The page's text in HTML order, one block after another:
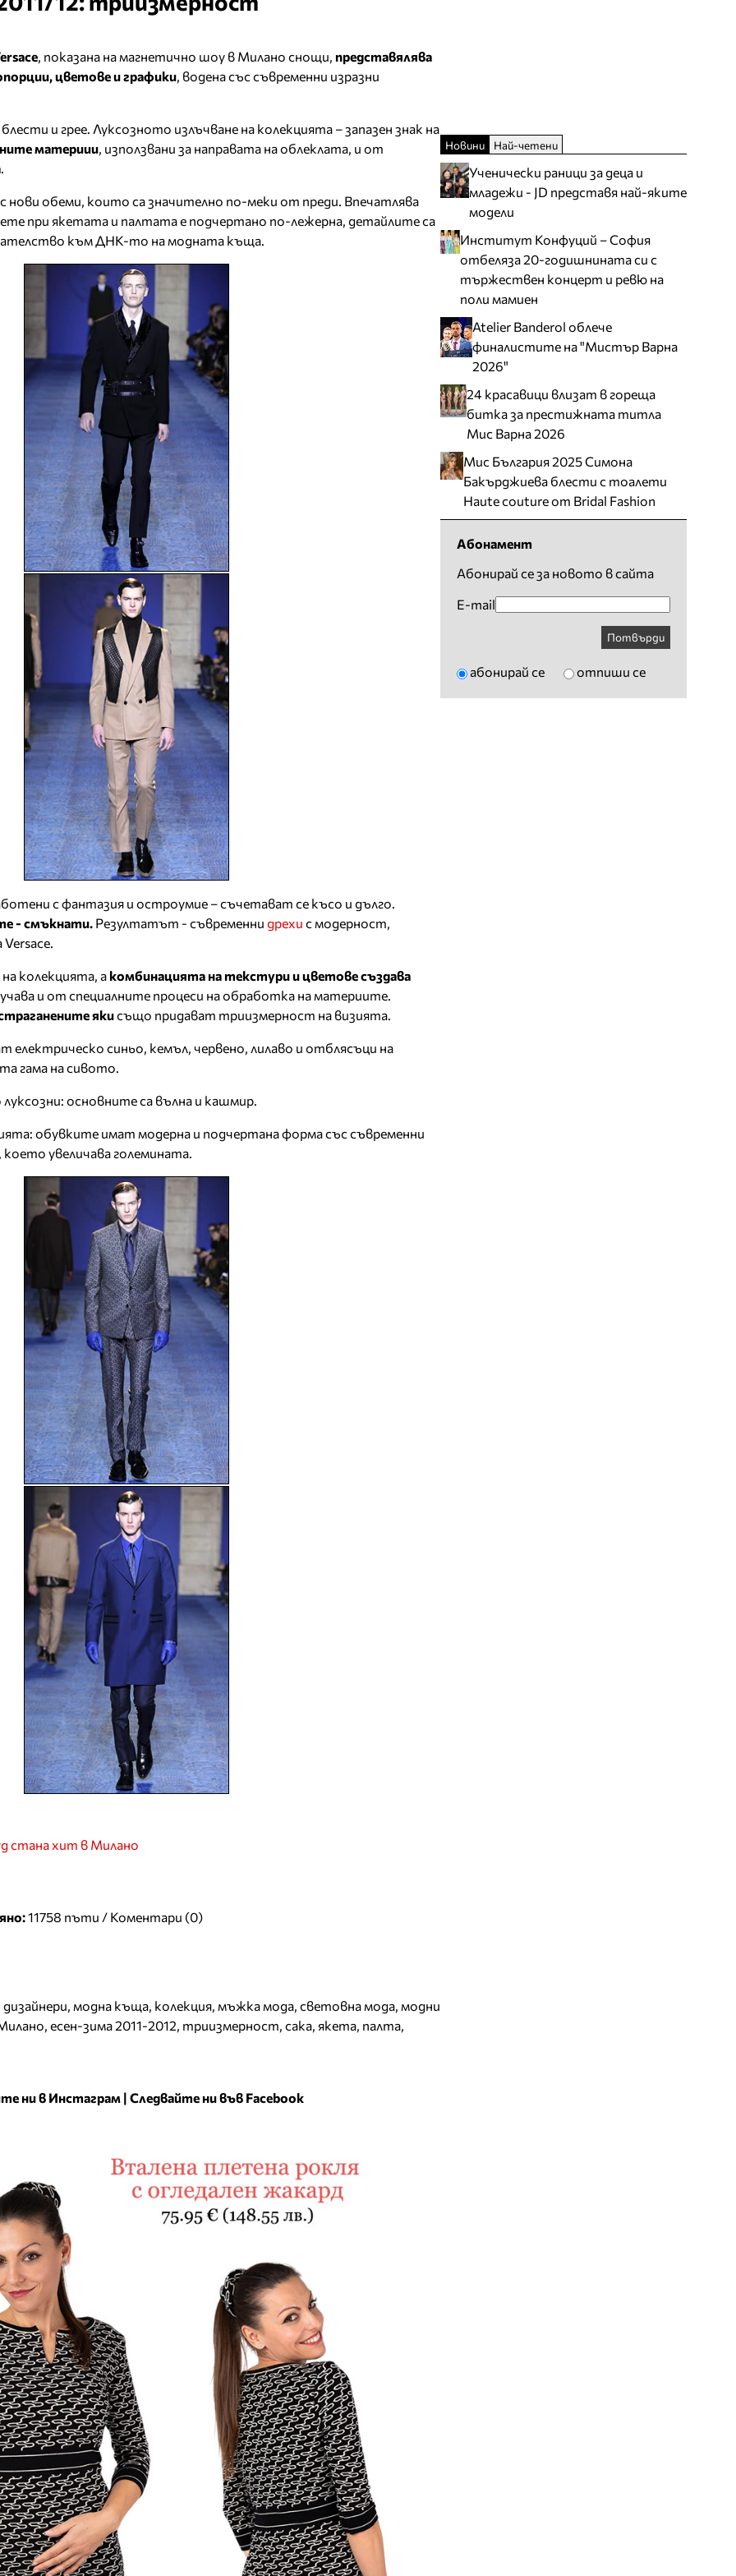
, показана на магнетично шоу в Милано снощи, представялява
цветове и графики , водена със съвременни изразни
и грее. Луксозното излъчване на колекцията – запазен знак на
материии , използвани за направата на облеклата, и от
нови обеми, които са значително по-меки от преди. Впечатлява
при якетата и палтата е подчертано по-лежерна, детайлите са
към ДНК-то на модната къща.
с фантазия и остроумие – съчетават се късо и дълго.
- смъкнати. Резултатът - съвременни дрехи с модерност,
колекцията, а комбинацията на текстури и цветове създава
и от специалните процеси на обработка на материите.
якисъщо придават триизмерност на визията.
електрическо синьо, кемъл, червено, лилаво и отблясъци на
гама на сивото.
основните са вълна и кашмир.
обувките имат модерна и подчертана форма със съвременни
увеличава големината.
стана хит в Милано
11758 пъти / Коментари (0)
дизайнери, модна къща, колекция, мъжка мода, световна мода, модни
, есен-зима 2011-2012, триизмерност, сака, якета, палта,
ни в Инстаграм | Следвайте ни във Facebook
Новини Най-четени
Ученически раници за деца и
младежи - JD представя най-яките
модели
Институт Конфуций – София
отбеляза 20-годишнината си с
тържествен концерт и ревю на
поли мамиен
Atelier Banderol облече
финалистите на "Мистър Варна
2026"
24 красавици влизат в гореща
битка за престижната титла
Мис Варна 2026
Мис България 2025 Симона
Бакърджиева блести с тоалети
Haute couture от Bridal Fashion
Абонамент
Абонирай се за новото в сайта
E-mail
Потвърди
абонирай се отпиши се